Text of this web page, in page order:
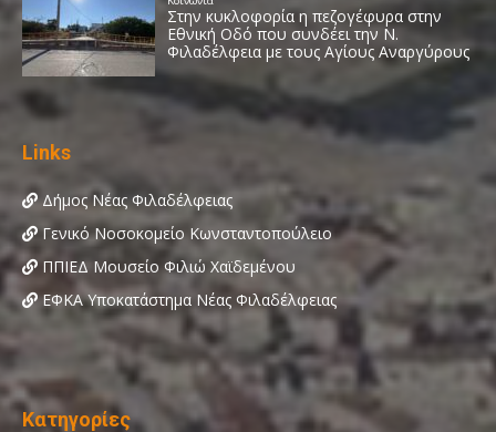
Links
Δήμος Νέας Φιλαδέλφειας
Γενικό Νοσοκομείο Κωνσταντοπούλειο
ΠΠΙΕΔ Μουσείο Φιλιώ Χαϊδεμένου
ΕΦΚΑ Υποκατάστημα Νέας Φιλαδέλφειας
Κατηγορίες